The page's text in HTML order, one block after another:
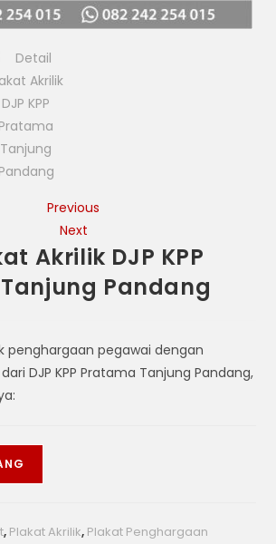
Previous
Next
Akrilik DJP KPP
Pandang
penghargaan pegawai dengan
DJP KPP Pratama Tanjung Pandang,
, Plakat Akrilik, Plakat Penghargaan